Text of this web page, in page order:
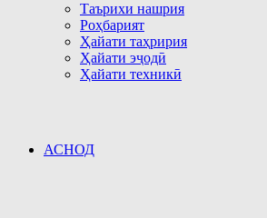
Таърихи нашрия
Роҳбарият
Ҳайати таҳририя
Ҳайати эҷодӣ
Ҳайати техникӣ
АСНОД